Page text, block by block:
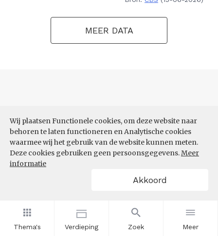
Thema's Verdieping Zoek Meer
Wij plaatsen Functionele cookies, om deze website naar
behoren te laten functioneren en Analytische cookies
waarmee wij het gebruik van de website kunnen meten.
Deze cookies gebruiken geen persoonsgegevens.Meer
informatie
Akkoord
MEER DATA
Subthema’s